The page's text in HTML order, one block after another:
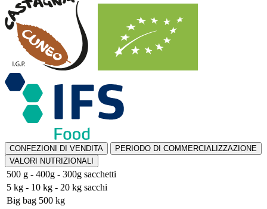
CONFEZIONI DI VENDITA
PERIODO DI COMMERCIALIZZAZIONE
VALORI NUTRIZIONALI
500 g - 400g - 300g sacchetti
5 kg - 10 kg - 20 kg sacchi
Big bag 500 kg